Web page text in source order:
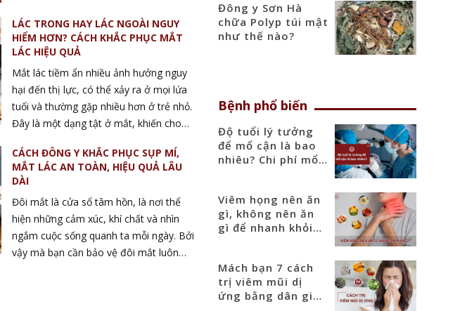
cơ vòng mắt đang phát triển nên tình
trạng mắt lác trước đó sẽ giảm dần, đây
là hiện tượng mắt lác giả không quá
nguy hiểm. Tuy nhiên, một số ít trường
hợp, lác mắt ở trẻ kéo dài, gây ảnh
hưởng đến thị lực mắt, lúc này cha mẹ
cần sớm đưa trẻ đi khám mắt. Vậy làm
lác giả?
LÁC TRONG HAY LÁC NGOÀI NGUY
HIỂM HƠN? CÁCH KHẮC PHỤC MẮT
LÁC HIỆU QUẢ
Mắt lác tiềm ẩn nhiều ảnh hưởng nguy
hại đến thị lực, có thể xảy ra ở mọi lứa
tuổi và thường gặp nhiều hơn ở trẻ nhỏ.
Đây là một dạng tật ở mắt, khiến cho
được mà nhìn theo các hướng khác
nhau. Một mắt có thể nhìn thẳng trong
ngoài. Vậy lác trong hay lác ngoài nguy
hiểm hơn? Làm thế nào để khắc phục
được tình trạng mắt lác?
CÁCH ĐÔNG Y KHẮC PHỤC SỤP MÍ,
MẮT LÁC AN TOÀN, HIỆU QUẢ LÂU
DÀI
Đôi mắt là cửa sổ tâm hồn, là nơi thể
hiện những cảm xúc, khí chất và nhìn
ngắm cuộc sống quanh ta mỗi ngày. Bởi
vậy mà bạn cần bảo vệ đôi mắt luôn
Đông y Sơn Hà
chữa Polyp túi mật
như thế nào?
Bệnh phổ biến
Độ tuổi lý tưởng
để mổ cận là bao
nhiêu? Chi phí mổ
Viêm họng nên ăn
gì, không nên ăn
gì để nhanh khỏi
Mách bạn 7 cách
trị viêm mũi dị
ứng bằng dân gian